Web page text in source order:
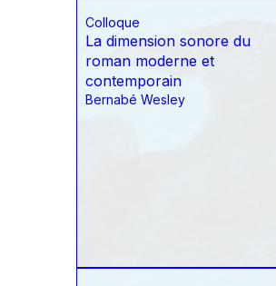
Colloque
La dimension sonore du
roman moderne et
contemporain
Bernabé Wesley